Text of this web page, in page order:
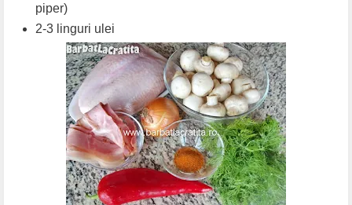
piper)
2-3 linguri ulei